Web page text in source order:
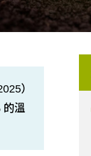
）
的溫